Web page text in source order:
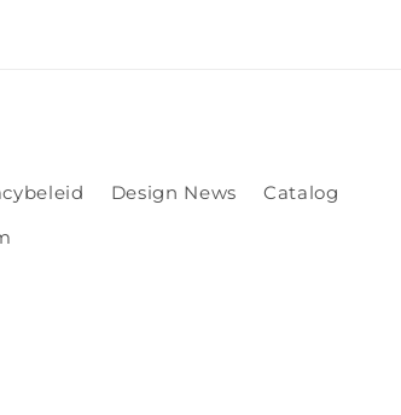
Design News
Catalog